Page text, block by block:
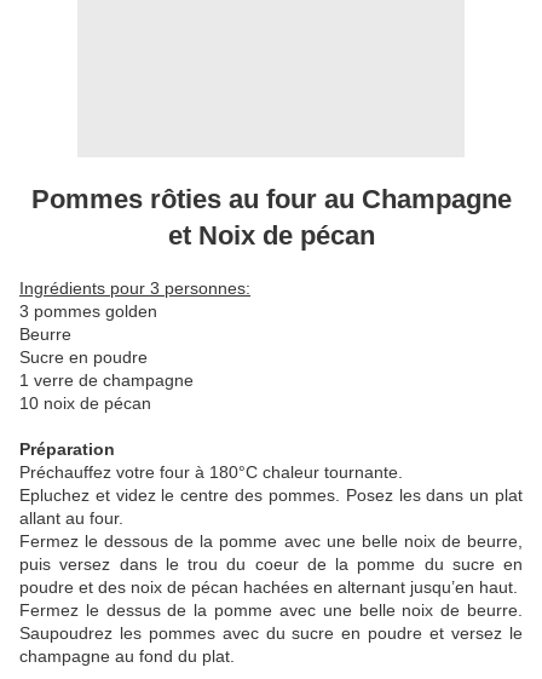
Pommes rôties au four au Champagne
et Noix de pécan
Ingrédients pour 3 personnes:
3 pommes golden
Beurre
Sucre en poudre
1 verre de champagne
10 noix de pécan
Préparation
Préchauffez votre four à 180°C chaleur tournante.
Epluchez et videz le centre des pommes. Posez les dans un plat
allant au four.
Fermez le dessous de la pomme avec une belle noix de beurre,
puis versez dans le trou du coeur de la pomme du sucre en
poudre et des noix de pécan hachées en alternant jusqu’en haut.
Fermez le dessus de la pomme avec une belle noix de beurre.
Saupoudrez les pommes avec du sucre en poudre et versez le
champagne au fond du plat.